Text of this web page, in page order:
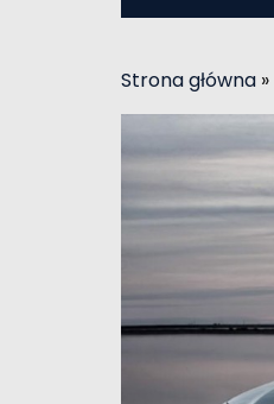
Strona główna »